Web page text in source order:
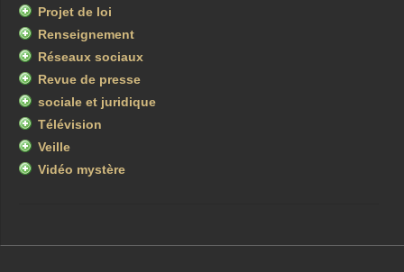
Projet de loi
Renseignement
Réseaux sociaux
Revue de presse
sociale et juridique
Télévision
Veille
Vidéo mystère